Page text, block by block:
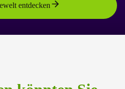
entdecken